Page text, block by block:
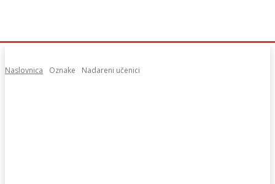
Naslovnica Oznake Nadareni učenici